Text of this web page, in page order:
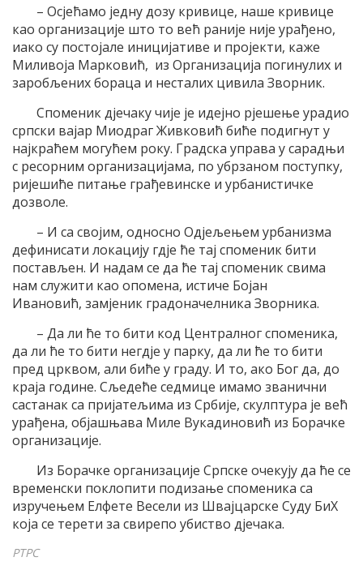
– Осјећамо једну дозу кривице, наше кривице
као организације што то већ раније није урађено,
иако су постојале иницијативе и пројекти, каже
Миливоја Марковић, из Организација погинулих и
заробљених бораца и несталих цивила Зворник.
Споменик дјечаку чије је идејно рјешење урадио
српски вајар Миодраг Живковић биће подигнут у
најкраћем могућем року. Градска управа у сарадњи
с ресорним организацијама, по убрзаном поступку,
ријешиће питање грађевинске и урбанистичке
дозволе.
– И са својим, односно Одјељењем урбанизма
дефинисати локацију гдје ће тај споменик бити
постављен. И надам се да ће тај споменик свима
нам служити као опомена, истиче Бојан
Ивановић, замјеник градоначелника Зворника.
– Да ли ће то бити код Централног споменика,
да ли ће то бити негдје у парку, да ли ће то бити
пред црквом, али биће у граду. И то, ако Бог да, до
краја године. Сљедеће седмице имамо званични
састанак са пријатељима из Србије, скулптура је већ
урађена, објашњава Миле Вукадиновић из Борачке
организације.
Из Борачке организације Српске очекују да ће се
временски поклопити подизање споменика са
изручењем Елфете Весели из Швајцарске Суду БиХ
која се терети за свирепо убиство дјечака.
РТРС